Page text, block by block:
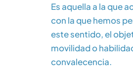
Es aquella a la que
con la que hemos
este sentido, el
movilidad o
convalecencia.